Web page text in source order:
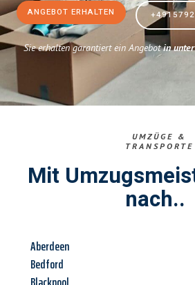
ANGEBOT ERHALTEN
Sie erhalten garantiert ein Angebotin
UMZÜGE &
TRANSPORTE
Mit
nach..
Aberdeen
Bedford